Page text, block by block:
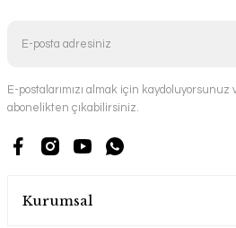
E-postalarımızı almak için
abonelikten çıkabilirsiniz.
Kurumsal